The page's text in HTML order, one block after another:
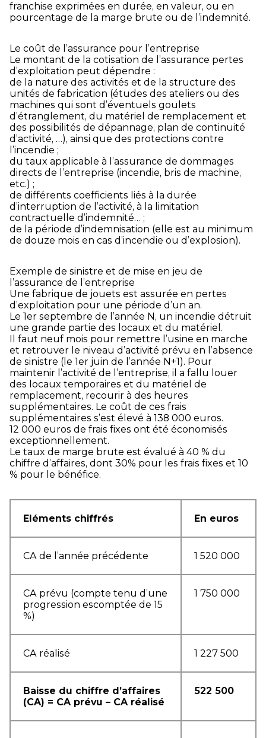
franchise exprimées en durée, en valeur, ou en
pourcentage de la marge brute ou de l’indemnité.
Le coût de l’assurance pour l’entreprise
Le montant de la cotisation de l’assurance pertes
d’exploitation peut dépendre :
de la nature des activités et de la structure des
unités de fabrication (études des ateliers ou des
machines qui sont d’éventuels goulets
d’étranglement, du matériel de remplacement et
des possibilités de dépannage, plan de continuité
d’activité, …), ainsi que des protections contre
l’incendie ;
du taux applicable à l’assurance de dommages
directs de l’entreprise (incendie, bris de machine,
etc.) ;
de différents coefficients liés à la durée
d’interruption de l’activité, à la limitation
contractuelle d’indemnité… ;
de la période d’indemnisation (elle est au minimum
de douze mois en cas d’incendie ou d’explosion).
Exemple de sinistre et de mise en jeu de
l’assurance de l’entreprise
Une fabrique de jouets est assurée en pertes
d’exploitation pour une période d’un an.
Le 1er septembre de l’année N, un incendie détruit
une grande partie des locaux et du matériel.
Il faut neuf mois pour remettre l’usine en marche
et retrouver le niveau d’activité prévu en l’absence
de sinistre (le 1er juin de l’année N+1). Pour
maintenir l’activité de l’entreprise, il a fallu louer
des locaux temporaires et du matériel de
remplacement, recourir à des heures
supplémentaires. Le coût de ces frais
supplémentaires s’est élevé à 138 000 euros.
12 000 euros de frais fixes ont été économisés
exceptionnellement.
Le taux de marge brute est évalué à 40 % du
chiffre d’affaires, dont 30% pour les frais fixes et 10
% pour le bénéfice.
Eléments chiffrés En euros
CA de l’année précédente 1 520 000
CA prévu (compte tenu d’une
progression escomptée de 15
%)
1 750 000
CA réalisé 1 227 500
Baisse du chiffre d’affaires
(CA) = CA prévu – CA réalisé
522 500